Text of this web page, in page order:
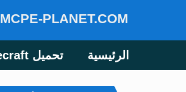
MCPE-PLANET.COM
الرئيسية تحميل Minecraft